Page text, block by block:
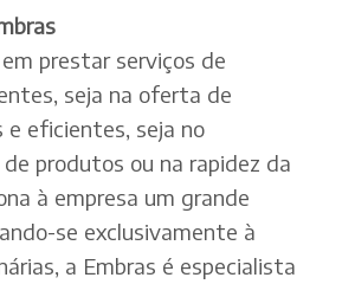
prestar serviços de
seja na oferta de
e eficientes, seja no
produtos ou na rapidez da
à empresa um grande
se exclusivamente à
a Embras é especialista